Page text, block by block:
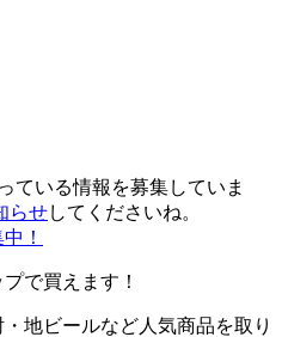
ている情報を募集していま
らせしてくださいね。
で買えます！
地ビールなど人気商品を取り